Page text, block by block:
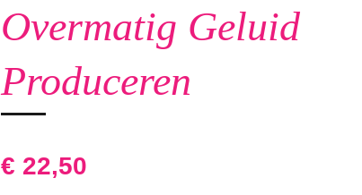
Overmatig Geluid
Produceren
€ 22,50